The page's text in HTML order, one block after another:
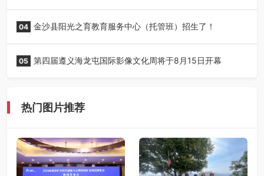
04 金沙县阳光之育教育服务中心（托管班）招生了！
05 第四届遵义海龙屯国际影像文化周将于8月15日开幕
热门图片推荐